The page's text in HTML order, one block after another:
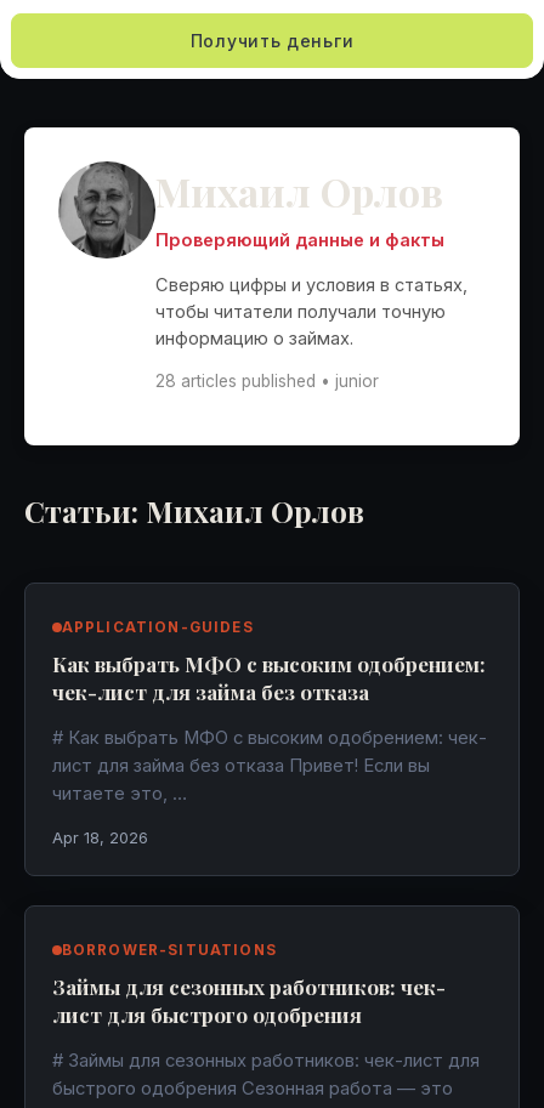
Получить деньги
Михаил Орлов
Проверяющий данные и факты
Сверяю цифры и условия в статьях,
чтобы читатели получали точную
информацию о займах.
28 articles published • junior
Статьи: Михаил Орлов
APPLICATION-GUIDES
Как выбрать МФО с высоким одобрением:
чек-лист для займа без отказа
# Как выбрать МФО с высоким одобрением: чек-
лист для займа без отказа Привет! Если вы
читаете это, …
Apr 18, 2026
BORROWER-SITUATIONS
Займы для сезонных работников: чек-
лист для быстрого одобрения
# Займы для сезонных работников: чек-лист для
быстрого одобрения Сезонная работа — это